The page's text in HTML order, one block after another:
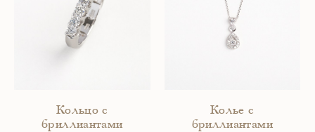
Кольцо с
бриллиантами
Колье с
бриллиантами